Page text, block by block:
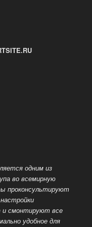
одним из
во всемирную
проконсультируют
и смонтируют все
удобное для